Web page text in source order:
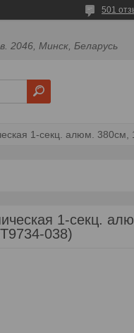
501
2046, Минск, Беларусь
1-секц. алюм. 380см,
1-секц.
038)